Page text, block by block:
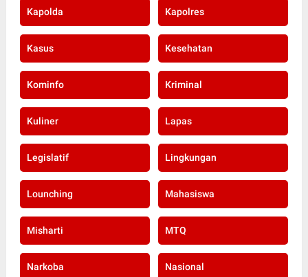
Kapolda Kapolres
Kasus Kesehatan
Kominfo Kriminal
Kuliner Lapas
Legislatif Lingkungan
Lounching Mahasiswa
Misharti MTQ
Narkoba Nasional